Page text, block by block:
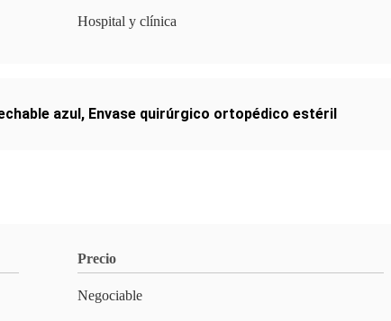
Hospital y clínica
azul, Envase quirúrgico ortopédico estéril
Precio
Negociable